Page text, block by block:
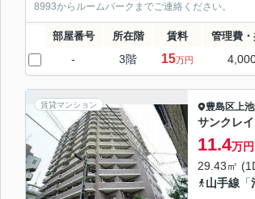
8993からルームパークまでご連絡ください。
部屋番号 所在階 賃料 管理費
- 3階 15万円
賃貸マンション 豊島区上
サンクレ
11.4万円
29.43㎡
山手線 「